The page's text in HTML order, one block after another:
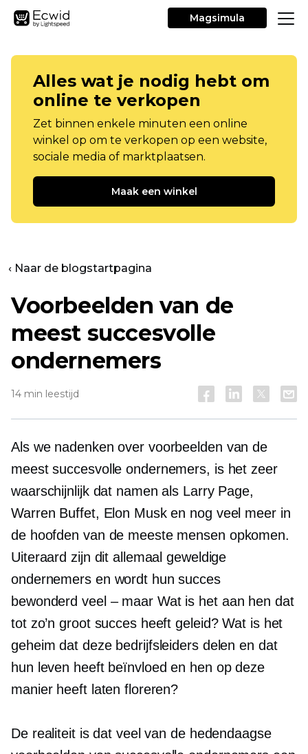
Magsimula
Alles wat je nodig hebt om
online te verkopen
Zet binnen enkele minuten een online
winkel op om te verkopen op een website,
sociale media of marktplaatsen.
Maak een winkel
‹ Naar de blogstartpagina
Voorbeelden van de
meest succesvolle
ondernemers
14 min leestijd
Als we nadenken over voorbeelden van de
meest succesvolle ondernemers, is het zeer
waarschijnlijk dat namen als Larry Page,
Warren Buffet, Elon Musk en nog veel meer in
de hoofden van de meeste mensen opkomen.
Uiteraard zijn dit allemaal geweldige
ondernemers en wordt hun succes
bewonderdveel – maarWat is het aan hen dat
tot zo’n groot succes heeft geleid? Wat is het
geheim dat deze bedrijfsleiders delen en dat
hun leven heeft beïnvloed en hen op deze
manier heeft laten floreren?
De realiteit is dat veel van de hedendaagse